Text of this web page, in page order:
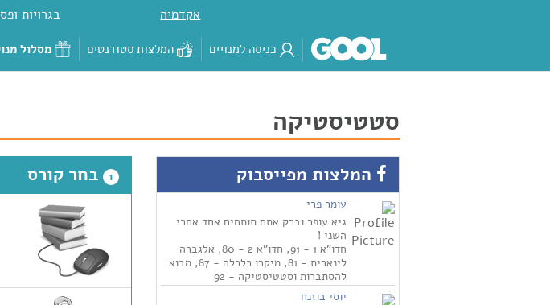
אקדמיה בגרויות
כניסה למנויים המלצות סטודנטים מסלול
סטטיסטיקה
המלצות מפייסבוק
עומר פרי
גיא עופר וברק אתם תותחים אחד אחרי
השני !
חדו"א 1 - 91, חדו"א 2 - 80, אלגברה
לינארית - 81, מיקרו כלכלה - 87, מבוא
להסתברות וסטטיסטיקה - 92
יוסי בוזנח
1 בחר קורס